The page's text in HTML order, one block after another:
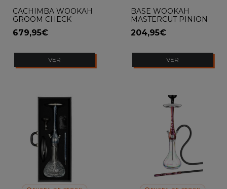
CACHIMBA WOOKAH
GROOM CHECK
BLACK
679,95€
VER
BASE WOOKAH
MASTERCUT PINION
204,95€
VER